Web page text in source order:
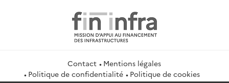
Contact
Mentions légales
Politique de confidentialité
Politique de cookies